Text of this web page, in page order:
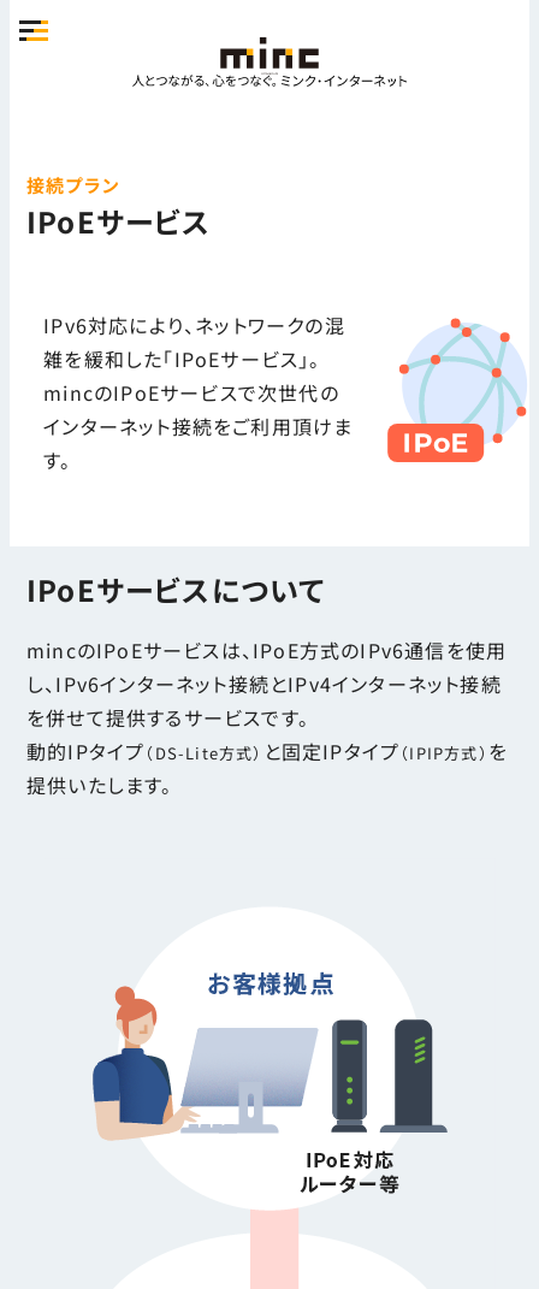
接続プラン
IPoEサービス
IPv6対応により、ネットワークの混
雑を緩和した「IPoEサービス」。
mincのIPoEサービスで次世代の
インターネット接続をご利用頂けま
す。
IPoEサービスについて
mincのIPoEサービスは、IPoE方式のIPv6通信を使用
し、IPv6インターネット接続とIPv4インターネット接続
を併せて提供するサービスです。
動的IPタイプ （DS-Lite方式） と固定IPタイプ （IPIP方式） を
提供いたします。